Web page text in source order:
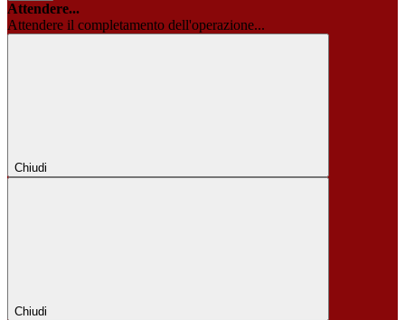
Attendere...
Attendere il completamento dell'operazione...
Chiudi
Chiudi